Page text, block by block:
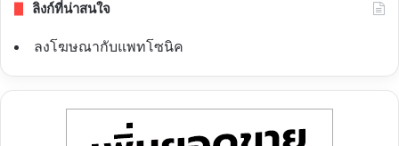
ลิงก์ที่น่าสนใจ
ลงโฆษณากับแพทโซนิค